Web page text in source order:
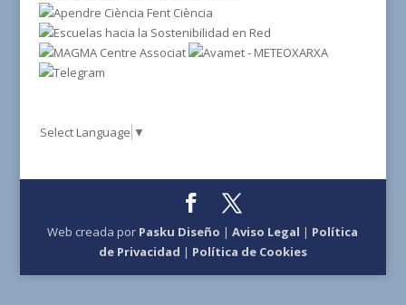
Select Language ▼
Web creada por Pasku Diseño |Aviso Legal | Política
de Privacidad | Política de Cookies